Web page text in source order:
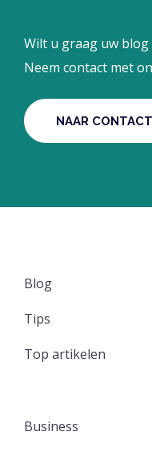
Blog
Tips
Top artikelen
Business
Wilt u graag uw
Neem contact met
NAAR CONTACT